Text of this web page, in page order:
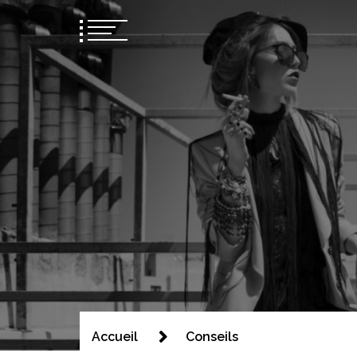
Kids wim
Toutes vos nouveautés mode!
Accueil Conseils